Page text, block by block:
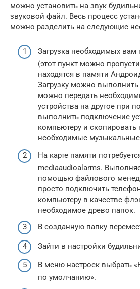
можно установить на звук
звуковой файл. Весь процесс
можно разделить на следующие
Загрузка необходимых вам
(этот пункт можно
находятся в памяти
Загрузку можно выполнить
можно передать
устройства на другое при
выполнить подключение
компьютеру и скопировать
необходимые музыкальные
На карте памяти
mediaaudioalarms.
помощью файлового
просто подключить
компьютеру в качестве
необходимое древо папок.
В созданную папку
Зайти в настройки
В меню настроек выбрать
по умолчанию».